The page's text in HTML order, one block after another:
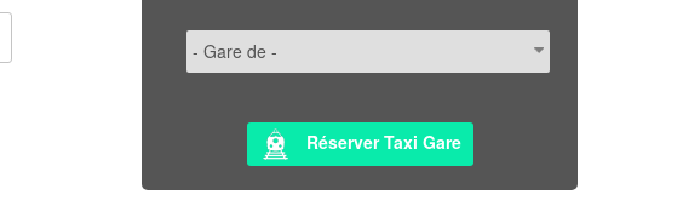
Réserver Taxi Gare